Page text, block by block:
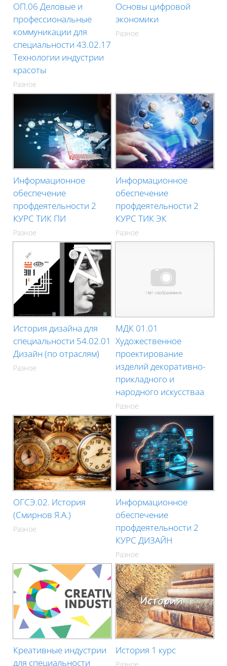
ОП.06 Деловые и
профессиональные
коммуникации для
специальности 43.02.17
Технологии индустрии
красоты
Разное
Основы цифровой
экономики
Разное
Информационное
обеспечение
профдеятельности 2
КУРС ТИК ПИ
Разное
Информационное
обеспечение
профдеятельности 2
КУРС ТИК ЭК
Разное
История дизайна для
специальности 54.02.01
Дизайн (по отраслям)
Разное
МДК 01.01
Художественное
проектирование
изделий декоративно-
прикладного и
народного искусстваа
Разное
ОГСЭ.02. История
(Смирнов Я.А.)
Разное
Информационное
обеспечение
профдеятельности 2
КУРС ДИЗАЙН
Разное
Креативные индустрии
для специальности
История 1 курс